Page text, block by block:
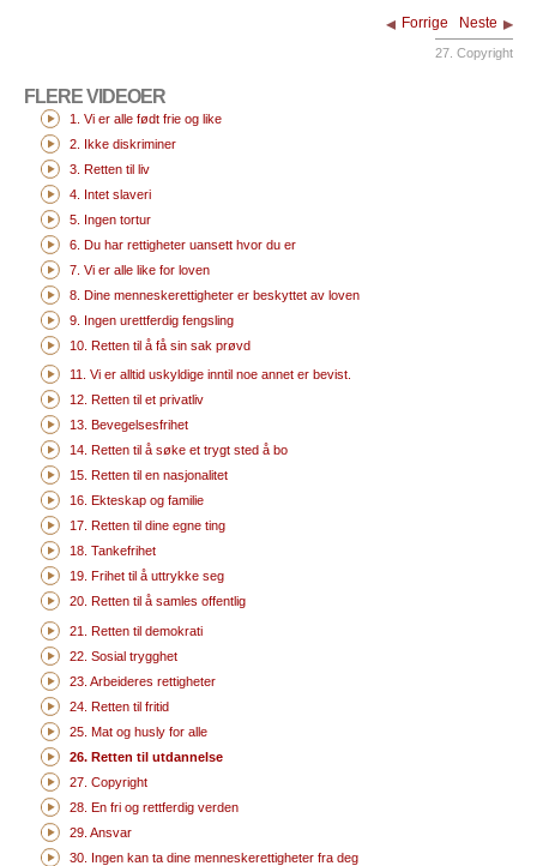
Forrige Neste
27. Copyright
FLERE VIDEOER
1. Vi er alle født frie og like
2. Ikke diskriminer
3. Retten til liv
4. Intet slaveri
5. Ingen tortur
6. Du har rettigheter uansett hvor du er
7. Vi er alle like for loven
8. Dine menneskerettigheter er beskyttet av loven
9. Ingen urettferdig fengsling
10. Retten til å få sin sak prøvd
11. Vi er alltid uskyldige inntil noe annet er bevist.
12. Retten til et privatliv
13. Bevegelsesfrihet
14. Retten til å søke et trygt sted å bo
15. Retten til en nasjonalitet
16. Ekteskap og familie
17. Retten til dine egne ting
18. Tankefrihet
19. Frihet til å uttrykke seg
20. Retten til å samles offentlig
21. Retten til demokrati
22. Sosial trygghet
23. Arbeideres rettigheter
24. Retten til fritid
25. Mat og husly for alle
26. Retten til utdannelse
27. Copyright
28. En fri og rettferdig verden
29. Ansvar
30. Ingen kan ta dine menneskerettigheter fra deg